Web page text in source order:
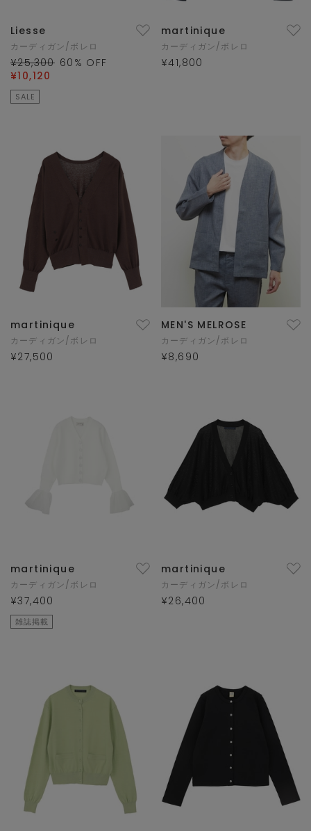
Liesse
カーディガン/ボレロ
¥25,300 60 % OFF
¥10,120
SALE
martinique
カーディガン/ボレロ
¥41,800
martinique
カーディガン/ボレロ
¥27,500
MEN'S MELROSE
カーディガン/ボレロ
¥8,690
martinique
カーディガン/ボレロ
¥37,400
雑誌掲載
martinique
カーディガン/ボレロ
¥26,400